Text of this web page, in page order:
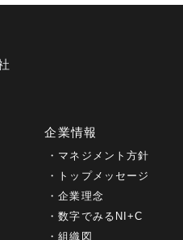
企業情報
マネジメント方針
トップメッセージ
企業理念
数字でみるNI+C
組織図